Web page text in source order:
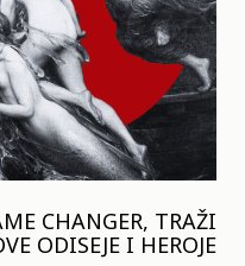
CHANGER, TRAŽI
ODISEJE I HEROJE